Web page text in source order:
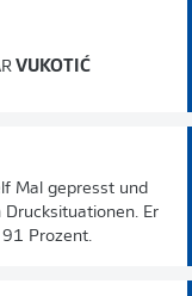
VUKOTIĆ
Mal gepresst und
Er
Prozent.